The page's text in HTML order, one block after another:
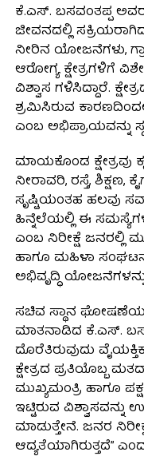
ಕೆ.ಎಸ್. ಬಸವಂತಪ್ಪ
ಜೀವನದಲ್ಲಿ
ನೀರಿನ ಯೋಜನೆಗಳು,
ಆರೋಗ್ಯ ಕ್ಷೇತ್ರಗಳಿಗೆ
ವಿಶ್ವಾಸ ಗಳಿಸಿದ್ದಾರೆ.
ಶ್ರಮಿಸಿರುವ
ಎಂಬ ಅಭಿಪ್ರಾಯವನ್ನು
ಮಾಯಕೊಂಡ ಕ್ಷೇತ್ರವು
ನೀರಾವರಿ, ರಸ್ತೆ, ಶಿಕ್ಷಣ,
ಸೃಷ್ಟಿಯಂತಹ ಹಲವು
ಹಿನ್ನೆಲೆಯಲ್ಲಿ ಈ
ಎಂಬ ನಿರೀಕ್ಷೆ ಜನರಲ್ಲಿ
ಹಾಗೂ ಮಹಿಳಾ
ಅಭಿವೃದ್ಧಿ ಯೋಜನೆಗಳನ್ನು
ಸಚಿವ ಸ್ಥಾನ ಘೋಷಣೆಯ
ಮಾತನಾಡಿದ ಕೆ.ಎಸ್.
ದೊರೆತಿರುವುದು
ಕ್ಷೇತ್ರದ ಪ್ರತಿಯೊಬ್ಬ
ಮುಖ್ಯಮಂತ್ರಿ ಹಾಗೂ
ಇಟ್ಟಿರುವ
ಮಾಡುತ್ತೇನೆ. ಜನರ
ಆದ್ಯತೆಯಾಗಿರುತ್ತದೆ”